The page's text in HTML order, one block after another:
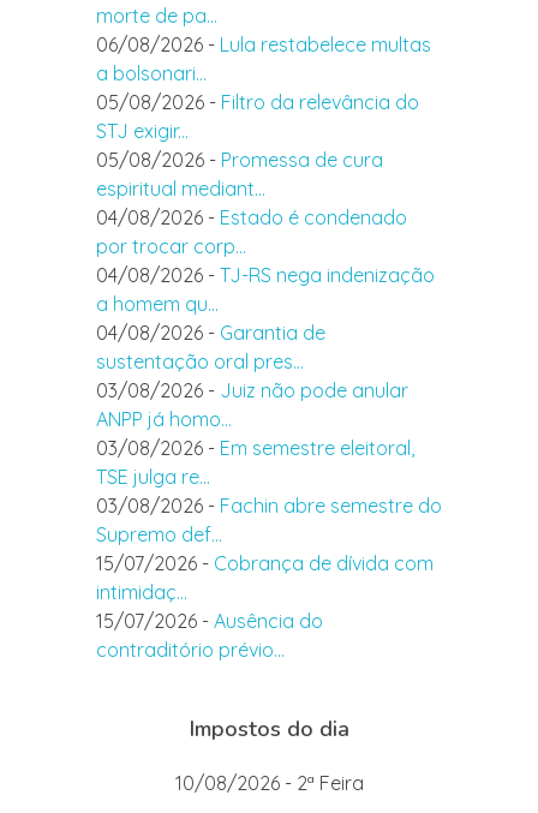
morte de pa...
06/08/2026 - Lula restabelece multas
a bolsonari...
05/08/2026 - Filtro da relevância do
STJ exigir...
05/08/2026 - Promessa de cura
espiritual mediant...
04/08/2026 - Estado é condenado
por trocar corp...
04/08/2026 - TJ-RS nega indenização
a homem qu...
04/08/2026 - Garantia de
sustentação oral pres...
03/08/2026 - Juiz não pode anular
ANPP já homo...
03/08/2026 - Em semestre eleitoral,
TSE julga re...
03/08/2026 - Fachin abre semestre do
Supremo def...
15/07/2026 - Cobrança de dívida com
intimidaç...
15/07/2026 - Ausência do
contraditório prévio...
Impostos do dia
10/08/2026 - 2ª Feira